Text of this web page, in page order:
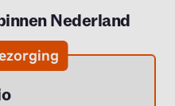
Nederland